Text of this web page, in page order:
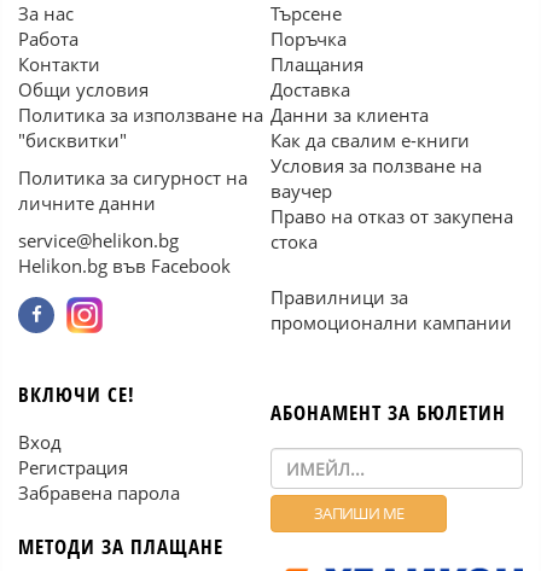
За нас
Работа
Контакти
Общи условия
Политика за използване на
"бисквитки"
Политика за сигурност на
личните данни
service@helikon.bg
Helikon.bg във Facebook
Търсене
Поръчка
Плащания
Доставка
Данни за клиента
Как да свалим е-книги
Условия за ползване на
ваучер
Право на отказ от закупена
стока
Правилници за
промоционални кампании
ВКЛЮЧИ СЕ!
Вход
Регистрация
Забравена парола
МЕТОДИ ЗА ПЛАЩАНЕ
АБОНАМЕНТ ЗА БЮЛЕТИН